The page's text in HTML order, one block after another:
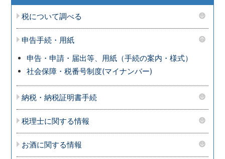
税について調べる
申告手続・用紙
申告・申請・届出等、用紙（手続の案内・様式）
社会保障・税番号制度(マイナンバー)
納税・納税証明書手続
税理士に関する情報
お酒に関する情報